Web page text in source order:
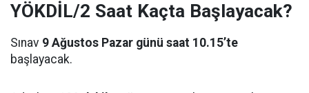
YÖKDİL/2 Saat Kaçta Başlayacak?
Sınav 9 Ağustos Pazar günü saat 10.15’te
başlayacak.